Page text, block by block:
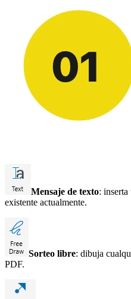
Mensaje de texto:
existente actualmente.
Sorteo libre: dibuja
PDF.